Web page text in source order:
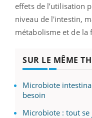
effets de l’utilisation
niveau de l'intestin,
métabolisme et de la
SUR LE MÊME
Microbiote
besoin
Microbiote : tout se